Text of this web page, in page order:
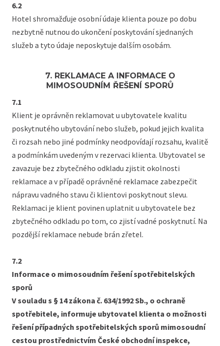
6.2
Hotel shromažďuje osobní údaje klienta pouze po dobu
nezbytně nutnou do ukončení poskytování sjednaných
služeb a tyto údaje neposkytuje dalším osobám.
7. REKLAMACE A INFORMACE O
MIMOSOUDNÍM ŘEŠENÍ SPORŮ
7.1
Klient je oprávněn reklamovat u ubytovatele kvalitu
poskytnutého ubytování nebo služeb, pokud jejich kvalita
či rozsah nebo jiné podmínky neodpovídají rozsahu, kvalitě
a podmínkám uvedeným v rezervaci klienta. Ubytovatel se
zavazuje bez zbytečného odkladu zjistit okolnosti
reklamace a v případě oprávněné reklamace zabezpečit
nápravu vadného stavu či klientovi poskytnout slevu.
Reklamaci je klient povinen uplatnit u ubytovatele bez
zbytečného odkladu po tom, co zjistí vadné poskytnutí. Na
pozdější reklamace nebude brán zřetel.
7.2
Informace o mimosoudním řešení spotřebitelských
sporů
V souladu s § 14 zákona č. 634/1992 Sb., o ochraně
spotřebitele, informuje ubytovatel klienta o možnosti
řešení případných spotřebitelských sporů mimosoudní
cestou prostřednictvím České obchodní inspekce,